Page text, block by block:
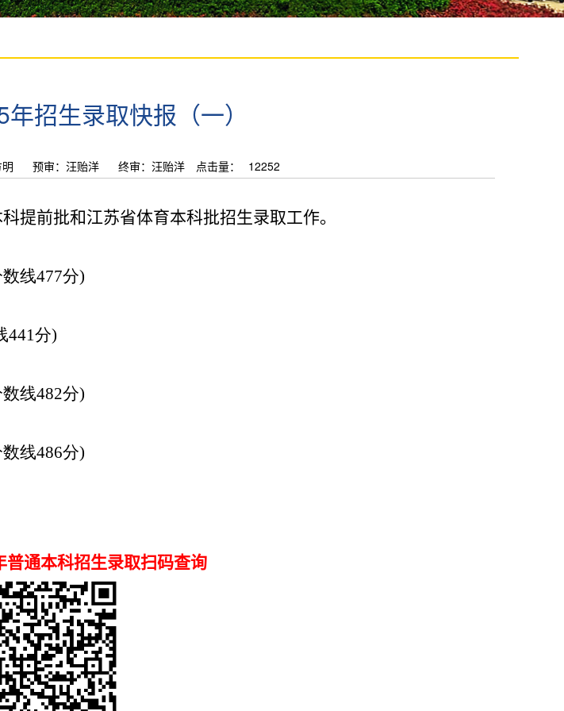
招生录取快报（一）
预审：汪贻洋 终审：汪贻洋 点击量： 12252
提前批和江苏省体育本科批招生录取工作。
线477分)
441分)
线482分)
线486分)
普通本科招生录取扫码查询